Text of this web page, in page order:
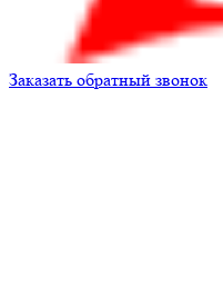
Заказать обратный звонок